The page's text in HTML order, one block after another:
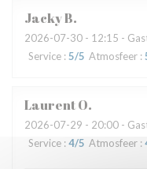
JackyB
2026-07-30 - 12:15 -
Service : 5/5 Atmosfeer :
LaurentO
2026-07-29 - 20:00 -
Service : 4/5 Atmosfeer :